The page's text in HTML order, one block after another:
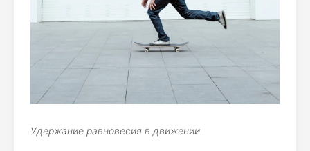
Удержание равновесия в движении